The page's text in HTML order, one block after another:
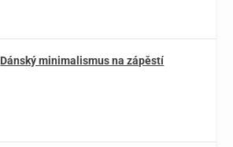
Dánský minimalismus na zápěstí